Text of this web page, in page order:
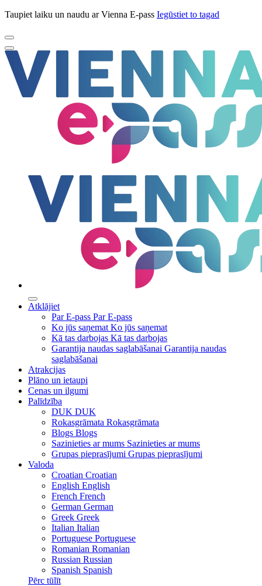
Taupiet laiku un naudu ar Vienna E-pass Iegūstiet to tagad
Atklājiet
Par E-pass Par E-pass
Ko jūs saņemat Ko jūs saņemat
Kā tas darbojas Kā tas darbojas
Garantija naudas saglabāšanai Garantija naudas
saglabāšanai
Atrakcijas
Plāno un ietaupi
Cenas un ilgumi
Palīdzība
DUK DUK
Rokasgrāmata Rokasgrāmata
Blogs Blogs
Sazinieties ar mums Sazinieties ar mums
Grupas pieprasījumi Grupas pieprasījumi
Valoda
Croatian Croatian
English English
French French
German German
Greek Greek
Italian Italian
Portuguese Portuguese
Romanian Romanian
Russian Russian
Spanish Spanish
Pērc tūlīt